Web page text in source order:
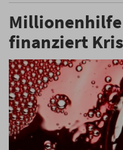
Millionenhilfe
finanziert